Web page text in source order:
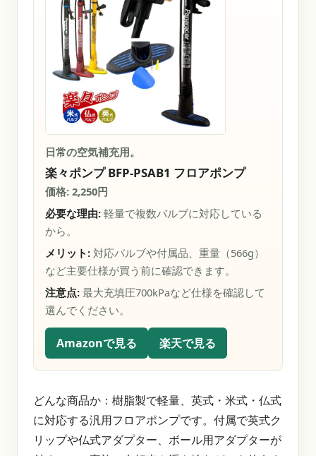
日常の空気補充用。
楽々ポンプ BFP-PSAB1 フロアポンプ
価格: 2,250円
必要な理由: 軽量で複数バルブに対応している
から。
メリット: 対応バルブや付属品、重量（566g）
など主要仕様が買う前に確認できます。
注意点: 最大充填圧700kPaなど仕様を確認して
選んでください。
Amazonで見る 楽天で見る
どんな商品か：樹脂製で軽量、英式・米式・仏式
に対応する汎用フロアポンプです。付属で英式ク
リップや仏式アダプター、ボール用アダプターが